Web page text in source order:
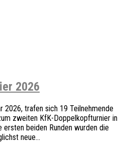
2026
2026, trafen sich 19 Teilnehmende
zweiten KfK-Doppelkopfturnier in
beiden Runden wurden die
neue...